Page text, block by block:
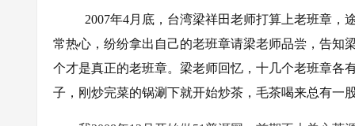
2007年4月底，台湾梁祥田老师打算上老班章
常热心，纷纷拿出自己的老班章请梁老师品尝，告知
个才是真正的老班章。梁老师回忆，十几个老班章各
子，刚炒完菜的锅涮下就开始炒茶，毛茶喝来总有一